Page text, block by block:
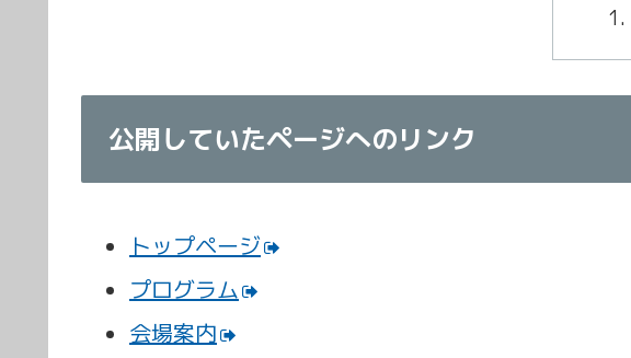
公開していたページへのリンク
トップページ
プログラム
会場案内